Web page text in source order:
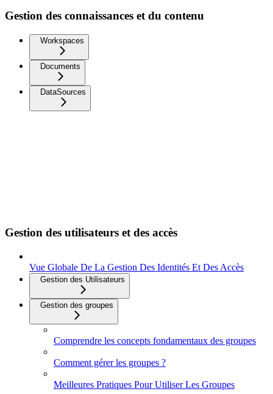
Gestion des connaissances et du contenu
Workspaces
Documents
DataSources
Gestion des utilisateurs et des accès
Vue Globale De La Gestion Des Identités Et Des Accès
Gestion des Utilisateurs
Gestion des groupes
Comprendre les concepts fondamentaux des groupes
Comment gérer les groupes ?
Meilleures Pratiques Pour Utiliser Les Groupes